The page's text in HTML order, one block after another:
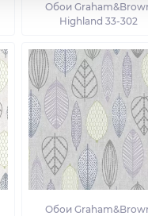
Обои
Highland 33-302
Обои